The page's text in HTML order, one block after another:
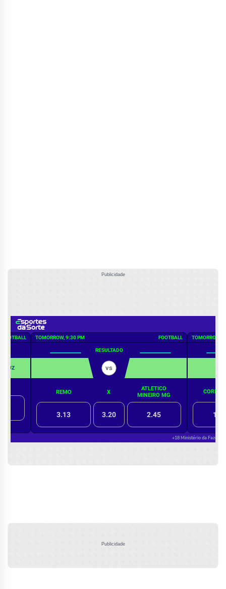
Publicidade
Publicidade